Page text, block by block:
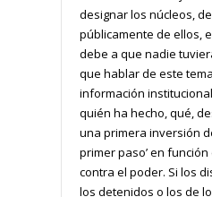
designar los núcleos,
públicamente de ellos,
debe a que nadie
que hablar de este
información
quién ha hecho, qué,
una primera inversión
primer paso’ en
contra el poder. Si los
los detenidos o los de